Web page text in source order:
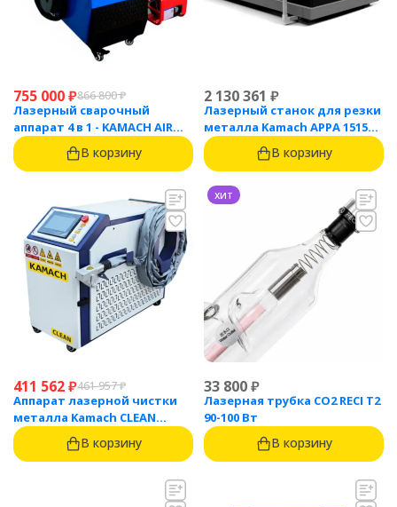
755 000₽866 800₽
Лазерный сварочный
аппарат 4 в 1 - KAMACH AIR
1500
В корзину
2 130 361 ₽
Лазерный станок для резки
металла Kamach APPA 1515
(1500 Вт)
В корзину
411 562₽461 957₽
Аппарат лазерной чистки
металла Kamach CLEAN
1500BW
В корзину
хит
33 800₽
Лазерная трубка CO2 RECI T2
90-100 Вт
В корзину